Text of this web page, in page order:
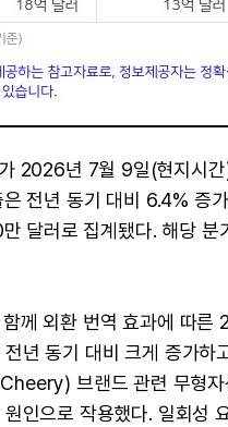
2026년 7월 9일(현지시
전년 동기 대비 6.4% 증
달러로 집계됐다. 해당 분
께 외환 번역 효과에 따른
년 동기 대비 크게 증가
브랜드 관련 무형자
인으로 작용했다. 일회성